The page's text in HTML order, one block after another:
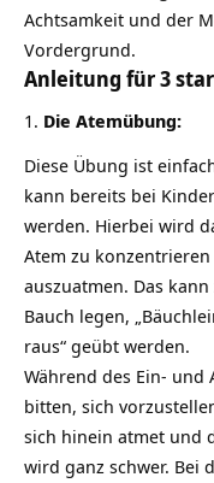
Achtsamkeit und der
Vordergrund.
Anleitung für 3
1. Die Atemübung:
Diese Übung ist
kann bereits bei
werden. Hierbei wird
Atem zu
auszuatmen. Das
Bauch legen,
raus“ geübt werden.
Während des Ein- und
bitten, sich
sich hinein atmet und
wird ganz schwer. Bei